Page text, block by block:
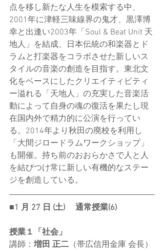
点を移し新たな人生を模索する中、
2001年に津軽三味線界の鬼才、黒澤博
幸と出逢い2003年「Soul & Beat Unit 天
地人」を結成、日本伝統の和楽器とド
ラムと打楽器をコラボさせた新しいス
タイルの音楽の創造を目指す。東北文
化をベースにしたクリエイティビティ
ー溢れる「天地人」の充実した音楽活
動によって自身の魂の復活を果たし現
在国内外で精力的に公演を行ってい
る。2014年より秋田の廃校を利用し
「大間ジロードラムワークショップ」
も開催。持ち前のおおらかさで人と人
を結びつけ常に新しい有機的なステー
ジを創造している。
■1 ⽉ 27 ⽇ (⼟)　 通常授業(6)
授業１「社会」
講師： 増田 正二 （帯広信用金庫 会長）